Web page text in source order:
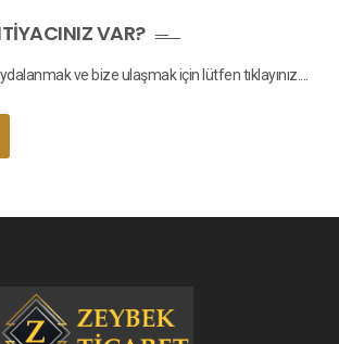
VAR?
ve bize ulaşmak için lütfen tıklayınız....